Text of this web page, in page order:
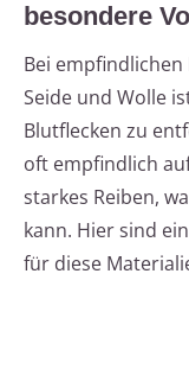
besondere
Bei
Seide und Wolle
Blutflecken zu
oft empfindlich
starkes Reiben,
kann. Hier sind
für diese